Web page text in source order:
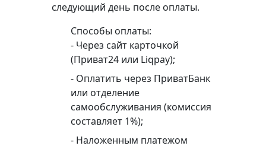
следующий день после оплаты.
Способы оплаты:
- Через сайт карточкой
(Приват24 или Liqpay);
- Оплатить через ПриватБанк
или отделение
самообслуживания (комиссия
составляет 1%);
- Наложенным платежом